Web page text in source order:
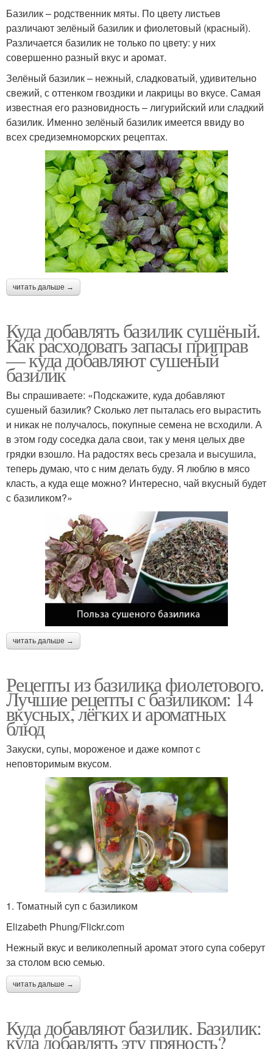
Базилик – родственник мяты. По цвету листьев
различают зелёный базилик и фиолетовый (красный).
Различается базилик не только по цвету: у них
совершенно разный вкус и аромат.
Зелёный базилик – нежный, сладковатый, удивительно
свежий, с оттенком гвоздики и лакрицы во вкусе. Самая
известная его разновидность – лигурийский или сладкий
базилик. Именно зелёный базилик имеется ввиду во
всех средиземноморских рецептах.
читать дальше →
Куда добавлять базилик сушёный.
Как расходовать запасы приправ
— куда добавляют сушеный
базилик
Вы спрашиваете: «Подскажите, куда добавляют
сушеный базилик? Сколько лет пыталась его вырастить
и никак не получалось, покупные семена не всходили. А
в этом году соседка дала свои, так у меня целых две
грядки взошло. На радостях весь срезала и высушила,
теперь думаю, что с ним делать буду. Я люблю в мясо
класть, а куда еще можно? Интересно, чай вкусный будет
с базиликом?»
читать дальше →
Рецепты из базилика фиолетового.
Лучшие рецепты с базиликом: 14
вкусных, лёгких и ароматных
блюд
Закуски, супы, мороженое и даже компот с
неповторимым вкусом.
1. Томатный суп с базиликом
Elizabeth Phung/Flickr.com
Нежный вкус и великолепный аромат этого супа соберут
за столом всю семью.
читать дальше →
Куда добавляют базилик. Базилик:
куда добавлять эту пряность?